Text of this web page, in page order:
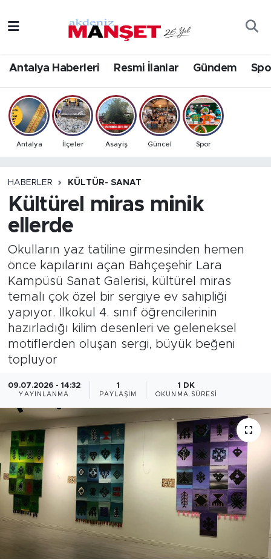
Antalya Haberleri Resmi İlanlar Gündem
Antalya İlçeler Asayiş Güncel Spor
HABERLER KÜLTÜR- SANAT
Kültürel miras minik
ellerde
Okulların yaz tatiline girmesinden hemen
önce kapılarını açan Bahçeşehir Lara
Kampüsü Sanat Galerisi, kültürel miras
temalı çok özel bir sergiye ev sahipliği
yapıyor. İlkokul 4. sınıf öğrencilerinin
hazırladığı kilim desenleri ve geleneksel
motiflerden oluşan sergi, büyük beğeni
topluyor
09.07.2026 - 14:32
YAYINLANMA
1
PAYLAŞIM
1 DK
OKUNMA SÜRESI
Bilim & Teknoloji
Eğitim
Ekonomi
Gündem
İlçeler
Kültür- Sanat
Magazin
Özel Haber
Resmi İlanlar
Sağlık
Spor
Turizm
Antalya Hava Durumu
Antalya Namaz Vakitleri
Antalya Trafik Yoğunluk Haritası
Tüm Manşetler
Son Dakika Haberleri
Haber Arşivi